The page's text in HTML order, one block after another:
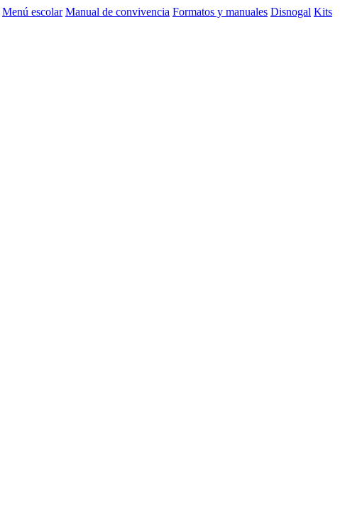
Menú escolar Manual de convivencia Formatos y manuales Disnogal Kits